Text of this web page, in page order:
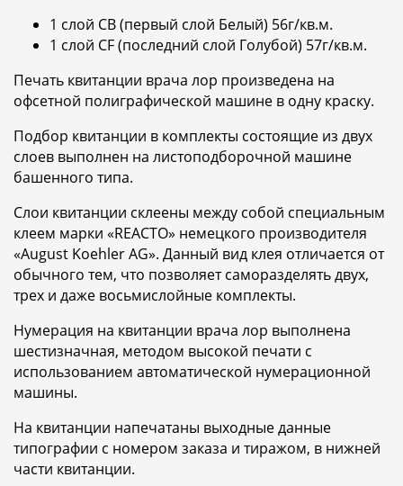
1 слой CB (первый слой Белый) 56г/кв.м.
1 слой CF (последний слой Голубой) 57г/кв.м.
Печать квитанции врача лор произведена на
офсетной полиграфической машине в одну краску.
Подбор квитанции в комплекты состоящие из двух
слоев выполнен на листоподборочной машине
башенного типа.
Слои квитанции склеены между собой специальным
клеем марки «REACTO» немецкого производителя
«August Koehler AG». Данный вид клея отличается от
обычного тем, что позволяет саморазделять двух,
трех и даже восьмислойные комплекты.
Нумерация на квитанции врача лор выполнена
шестизначная, методом высокой печати с
использованием автоматической нумерационной
машины.
На квитанции напечатаны выходные данные
типографии с номером заказа и тиражом, в нижней
части квитанции.